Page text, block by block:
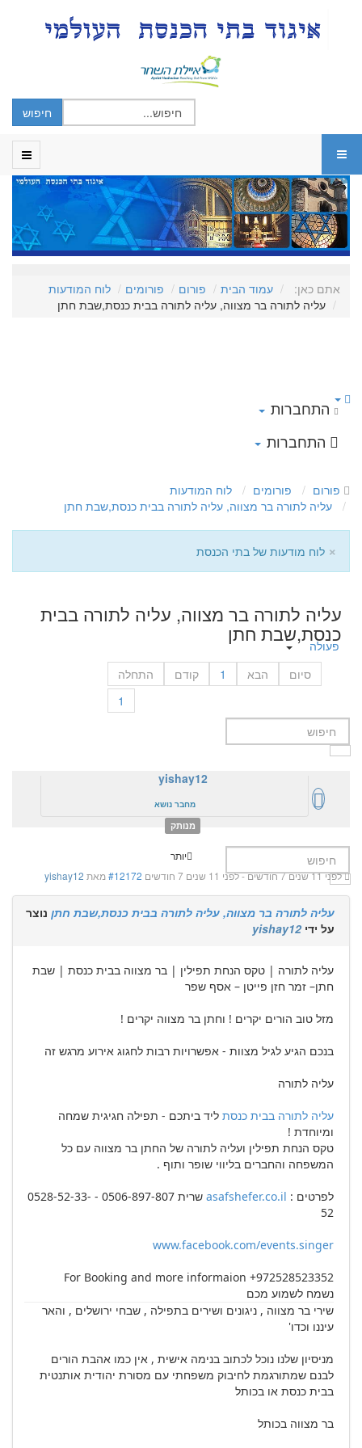
אתם כאן: עמוד הבית פורום פורומים
לוח המודעות
עליה לתורה בר מצווה, עליה לתורה בבית כנסת,שבת חתן
התחברות
התחברות
פורום פורומים
לוח המודעות
עליה לתורה בר מצווה, עליה לתורה בבית כנסת,שבת חתן
× לוח מודעות של בתי הכנסת
עליה לתורה בר מצווה, עליה לתורה בבית
כנסת,שבת חתן
פעולה
התחלה
קודם 1 הבא
סיום
1
yishay12
מחבר נושא
מנותק
יותר
לפני 11 שנים 7 חודשים
-לפני 11 שנים 7 חודשים #12172מאת yishay12
עליה לתורה בר מצווה, עליה לתורה בבית כנסת,שבת חתן נוצר
על ידיyishay12
עליה לתורה | טקס הנחת תפילין | בר מצווה בבית כנסת | שבת
חתן– זמר חזן פייטן – אסף שפר
מזל טוב הורים יקרים ! וחתן בר מצווה יקרים !
בנכם הגיע לגיל מצוות - אפשרויות רבות לחגוג אירוע מרגש זה
עליה לתורה
עליה לתורה בבית כנסת ליד ביתכם - תפילה חגיגית שמחה
ומיוחדת !
טקס הנחת תפילין ועליה לתורה של החתן בר מצווה עם כל
המשפחה והחברים בליווי שופר ותוף .
לפרטים : asafshefer.co.il
שרית 0506-897-807 - 0528-52-33-
52
www.facebook.com/events.singer
For Booking and more informaion +972528523352
נשמח לשמוע מכם
שירי בר מצווה , ניגונים ושירים בתפילה , שבחי ירושלים , והאר
עיננו וכדו'
מניסיון שלנו נוכל לכתוב בנימה אישית , אין כמו אהבת הורים
לבנם שמתורגמת לחיבוק משפחתי עם מסורת יהודית אותנטית
בבית כנסת או בכותל
בר מצווה בכותל